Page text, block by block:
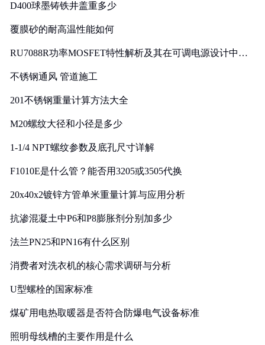
D400球墨铸铁井盖重多少
覆膜砂的耐高温性能如何
RU7088R功率MOSFET特性解析及其在可调电源设计中的
不锈钢通风 管道施工
201不锈钢重量计算方法大全
M20螺纹大径和小径是多少
1-1/4 NPT螺纹参数及底孔尺寸详解
F1010E是什么管？能否用3205或3505代换
20x40x2镀锌方管单米重量计算与应用分析
抗渗混凝土中P6和P8膨胀剂分别加多少
法兰PN25和PN16有什么区别
消费者对洗衣机的核心需求调研与分析
U型螺栓的国家标准
煤矿用电热取暖器是否符合防爆电气设备标准
照明母线槽的主要作用是什么